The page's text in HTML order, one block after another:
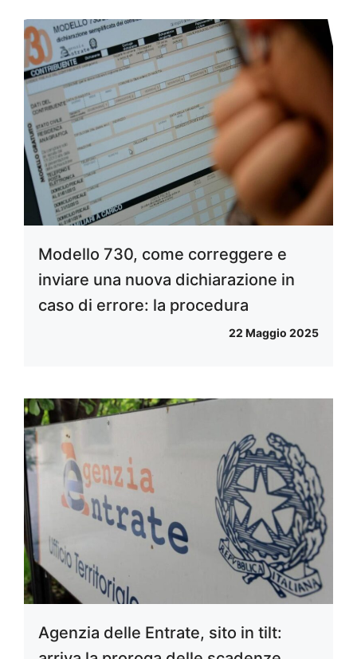
Modello 730, come correggere e
inviare una nuova dichiarazione in
caso di errore: la procedura
22 Maggio 2025
Agenzia delle Entrate, sito in tilt: